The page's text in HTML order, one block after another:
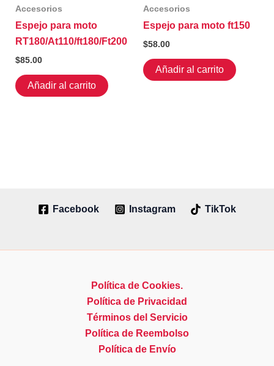
página
producto
Accesorios
Espejo para moto
RT180/At110/ft180/Ft200
$85.00
Añadir al carrito
Accesorios
Espejo para moto ft150
$58.00
Añadir al carrito
Facebook Instagram TikTok
Política de Cookies.
Política de Privacidad
Términos del Servicio
Política de Reembolso
Política de Envío